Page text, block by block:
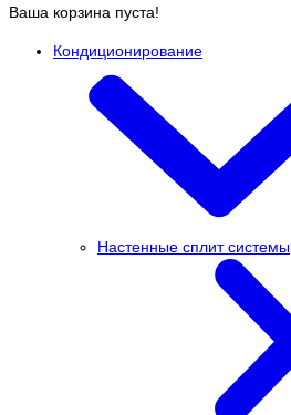
Ваша корзина пуста!
Кондиционирование
Настенные сплит системы